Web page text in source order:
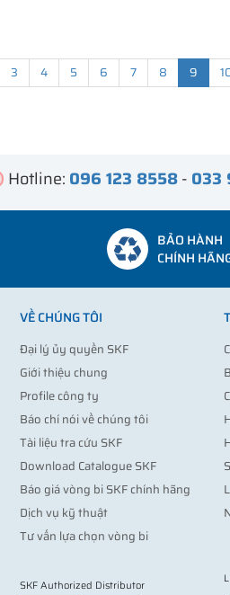
3 4 5 6 7 8 9
Hotline: 096 123 8558- 033
BẢO HÀNH
CHÍNH
VỀ CHÚNG TÔI
Đại lý ủy quyền SKF
Giới thiệu chung
Profile công ty
Báo chí nói về chúng tôi
Tài liệu tra cứu SKF
Download Catalogue SKF
Báo giá vòng bi SKF chính hãng
Dịch vụ kỹ thuật
Tư vấn lựa chọn vòng bi
SKF Authorized Distributor